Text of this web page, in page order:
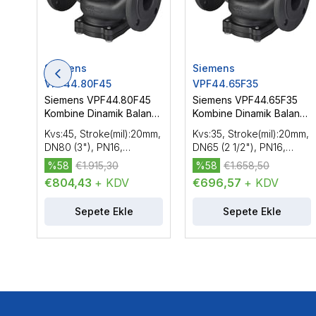
Siemens
VPF44.80F45
Siemens VPF44.80F45
Kombine Dinamik Balans
DN80 (3"), PN16
Kvs:45, Stroke(mil):20mm,
DN80 (3"), PN16,
Basınçtan Bağımsız
Dinamik Kombine Balans
Vanası (PICV)
€804,43 + KDV
%58 €1.915,30
Sepete Ekle
Siemens
VPF44.65F35
Siemens VPF44.65F35
Kombine Dinamik Balans
DN65 (2 1/2"), PN16
Kvs:35, Stroke(mil):20mm,
DN65 (2 1/2"), PN16,
Basınçtan Bağımsız
Dinamik Kombine Balans
Vanası (PICV)
€696,57 + KDV
%58 €1.658,50
Sepete Ekle